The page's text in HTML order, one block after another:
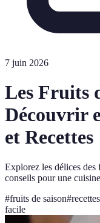
7 juin 2026
Les Fruits
Découvrir
et Recettes
Explorez les délices des
conseils pour une
#fruits de saison#
facile